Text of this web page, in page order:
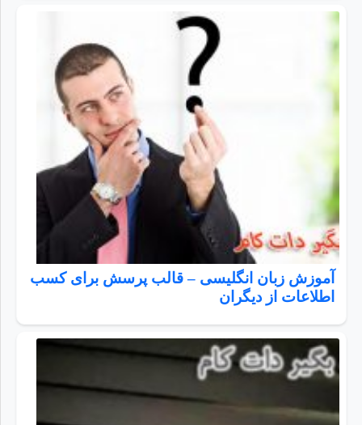
آموزش زبان انگلیسی – قالب پرسش برای کسب
اطلاعات از دیگران